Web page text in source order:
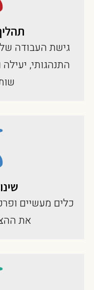
גישת העבודה של
התנהגותי,
כלים מעשיים
את